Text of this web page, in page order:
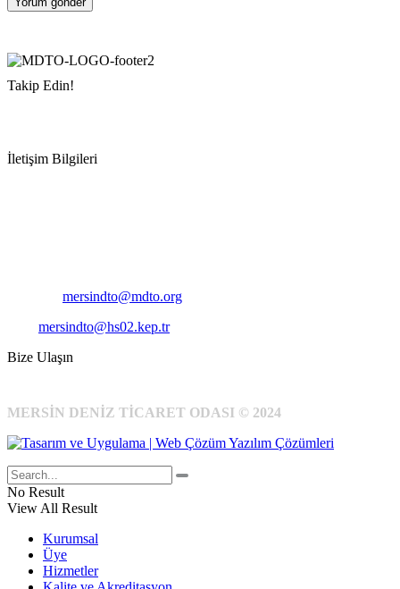
Takip Edin!
İletişim Bilgileri
mersindto@mdto.org
mersindto@hs02.kep.tr
Bize Ulaşın
MERSİN DENİZ TİCARET ODASI © 2024
No Result
View All Result
Kurumsal
Üye
Hizmetler